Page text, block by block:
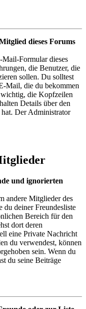
dieses Forums
Mail-Formular dieses
die Benutzer, die
sollen. Du solltest
Mail, die du bekommen
die Kopfzeilen
Details über den
Der Administrator
und ignorierten
andere Mitglieder des
deiner Freundesliste
Bereich für den
dort deren
eine Private Nachricht
du verwendest, können
sein. Wenn du
du seine Beiträge